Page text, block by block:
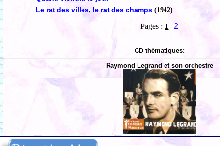
Le rat des villes, le rat des champs (1942)
Pages : 1 | 2
CD thèmatiques:
Raymond Legrand et son orchestre